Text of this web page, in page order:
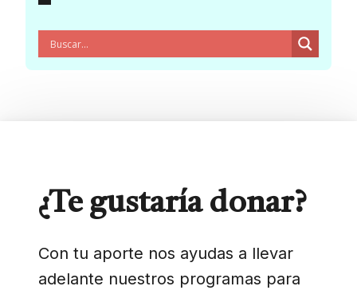
¿Te gustaría donar?
Con tu aporte nos ayudas a llevar
adelante nuestros programas para